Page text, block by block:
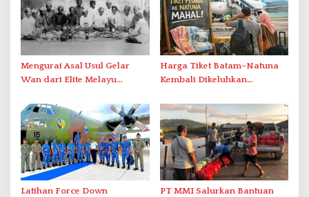
Mengurai Asal Usul Gelar
Wan dari Elite Melayu
Harga Tiket Batam–Natuna
Kembali Dikeluhkan
Latihan Force Down
PT MMI Salurkan Bantuan